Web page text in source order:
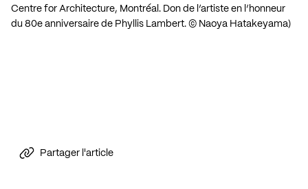
Centre for Architecture, Montréal. Don de l’artiste en l’honneur
du 80e anniversaire de Phyllis Lambert. © Naoya Hatakeyama)
Partager l'article